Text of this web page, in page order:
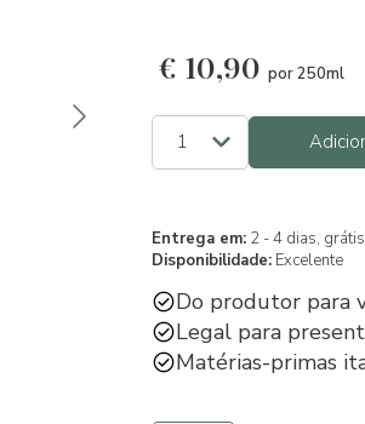
€ 10,90 por 250ml
Entrega em: 2 - 4 dias,
Disponibilidade: Excelente
Do produtor para
Legal para
Matérias-primas